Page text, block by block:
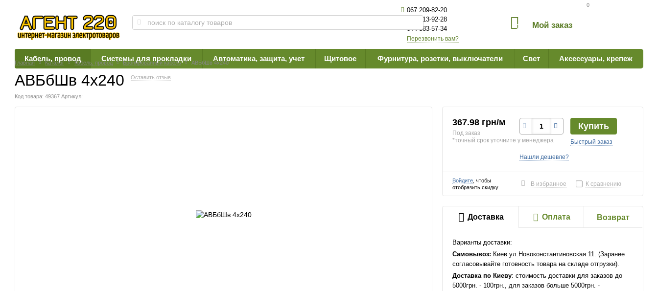
0
067 209-82-20
063 613-92-28
044 383-57-34
Перезвонить вам?
0 Мой заказ
Кабель, провод Системы для прокладки Автоматика, защита, учет Щитовое Фурнитура, розетки, выключатели Свет Аксессуары, крепеж
Главная Каталог Кабель, провод Бронированный кабель АВБбШв 4х240
АВБбШв 4х240 Оставить отзыв
Код товара: 49367 Артикул:
367.98 грн/м
Под заказ
*точный срок уточните у менеджера
Купить
Быстрый заказ
Нашли дешевле?
Войдите , чтобы
отобразить скидку
В избранное К сравнению
Доставка Оплата Возврат
Варианты доставки:
Самовывоз: Киев ул.Новоконстантиновская 11. (Заранее
согласовывайте готовность товара на складе отгрузки).
Доставка по Киеву: стоимость доставки для заказов до
5000грн. - 100грн., для заказов больше 5000грн. -